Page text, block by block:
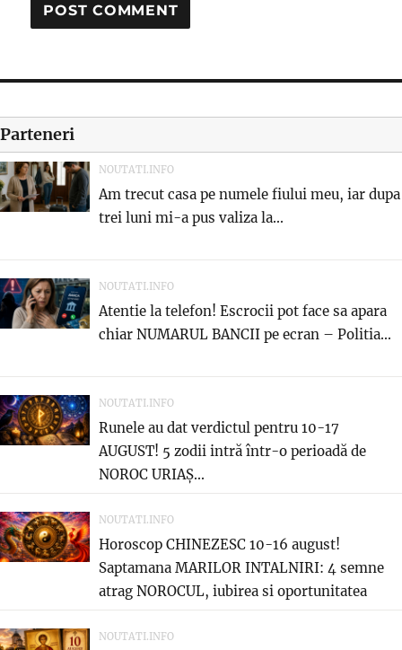
Parteneri
NOUTATI.INFO
Am trecut casa pe numele fiului meu, iar dupa
trei luni mi-a pus valiza la...
NOUTATI.INFO
Atentie la telefon! Escrocii pot face sa apara
chiar NUMARUL BANCII pe ecran – Politia...
NOUTATI.INFO
Runele au dat verdictul pentru 10-17
AUGUST! 5 zodii intră într-o perioadă de
NOROC URIAȘ...
NOUTATI.INFO
Horoscop CHINEZESC 10-16 august!
Saptamana MARILOR INTALNIRI: 4 semne
atrag NOROCUL, iubirea si oportunitatea
care...
NOUTATI.INFO